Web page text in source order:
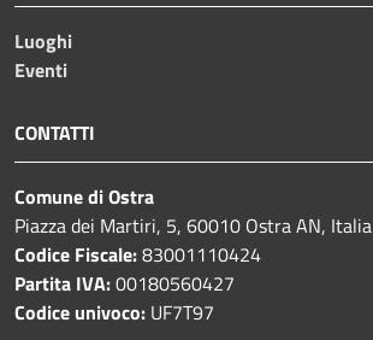
Luoghi
Eventi
CONTATTI
Comune di Ostra
Piazza dei Martiri, 5, 60010 Ostra AN, Italia
Codice Fiscale:83001110424
Partita IVA:00180560427
Codice univoco: UF7T97